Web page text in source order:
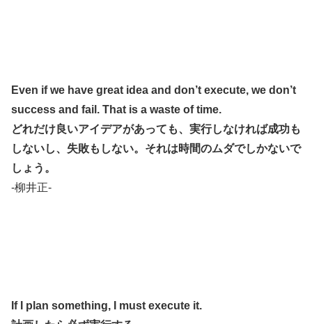
Even if we have great idea and don’t execute, we don’t
success and fail. That is a waste of time.
どれだけ良いアイデアがあっても、実行しなければ成功も
しないし、失敗もしない。 それは時間のムダでしかないで
しょう。
-柳井正-
If I plan something, I must execute it.